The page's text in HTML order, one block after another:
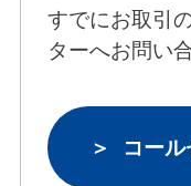
すでにお取引
ターへお問い
コー